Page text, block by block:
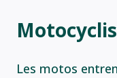
Les motos